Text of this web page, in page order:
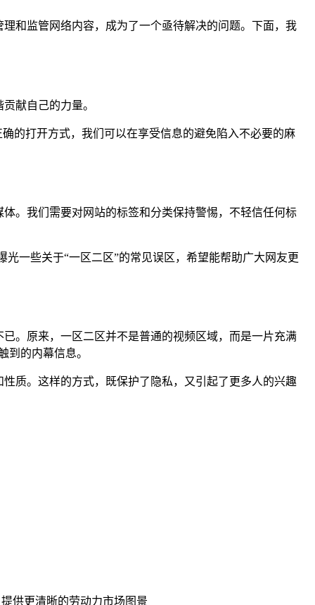
和监管网络内容，成为了一个亟待解决的问题。下面，我
献自己的力量。
的打开方式，我们可以在享受信息的避免陷入不必要的麻
。我们需要对网站的标签和分类保持警惕，不轻信任何标
一些关于“一区二区”的常见误区，希望能帮助广大网友更
。原来，一区二区并不是普通的视频区域，而是一片充满
到的内幕信息。
质。这样的方式，既保护了隐私，又引起了更多人的兴趣
供更清晰的劳动力市场图景